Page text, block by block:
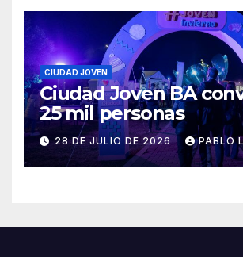
CIUDAD JOVEN
Ciudad Joven BA
25 mil personas
28 DE JULIO DE 2026 PABLO